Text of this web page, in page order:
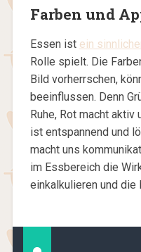
Farben und
Essen ist ein
Rolle spielt. Die
Bild vorherrschen,
beeinflussen. Denn
Ruhe, Rot macht
ist entspannend und
macht uns
im Essbereich die
einkalkulieren und die